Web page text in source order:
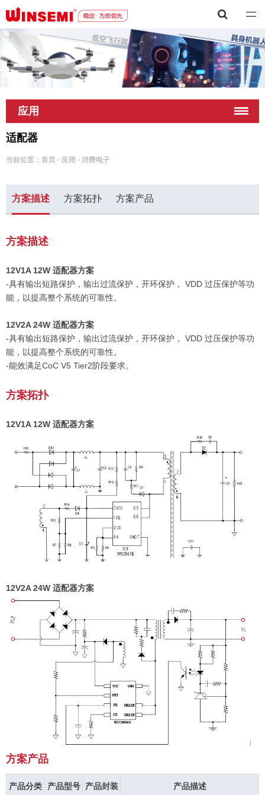
深圳市稳先微电子有限公司
应用
适配器
当前位置： 首页 - 应用 - 消费电子
方案描述 方案拓扑 方案产品
方案描述
12V1A 12W 适配器方案
-具有输出短路保护，输出过流保护，开环保护， VDD 过压保护等功
能，以提高整个系统的可靠性。
12V2A 24W 适配器方案
-具有输出短路保护，输出过流保护，开环保护， VDD 过压保护等功
能，以提高整个系统的可靠性。
-能效满足CoC V5 Tier2阶段要求。
方案拓扑
12V1A 12W 适配器方案
12V2A 24W 适配器方案
方案产品
产品分类 产品型号 产品封装 产品描述